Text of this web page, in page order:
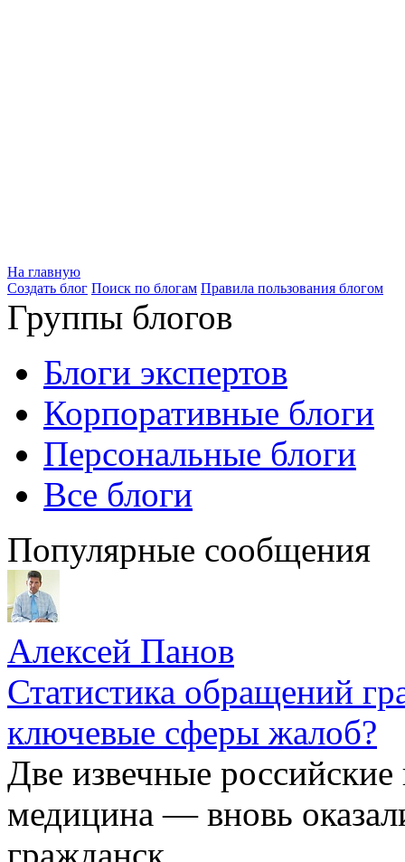
На главную
Создать блог Поиск по блогам Правила пользования блогом
Группы блогов
Блоги экспертов
Корпоративные блоги
Персональные блоги
Все блоги
Популярные сообщения
Алексей Панов
Статистика обращений
ключевые сферы жалоб?
Две извечные
медицина — вновь